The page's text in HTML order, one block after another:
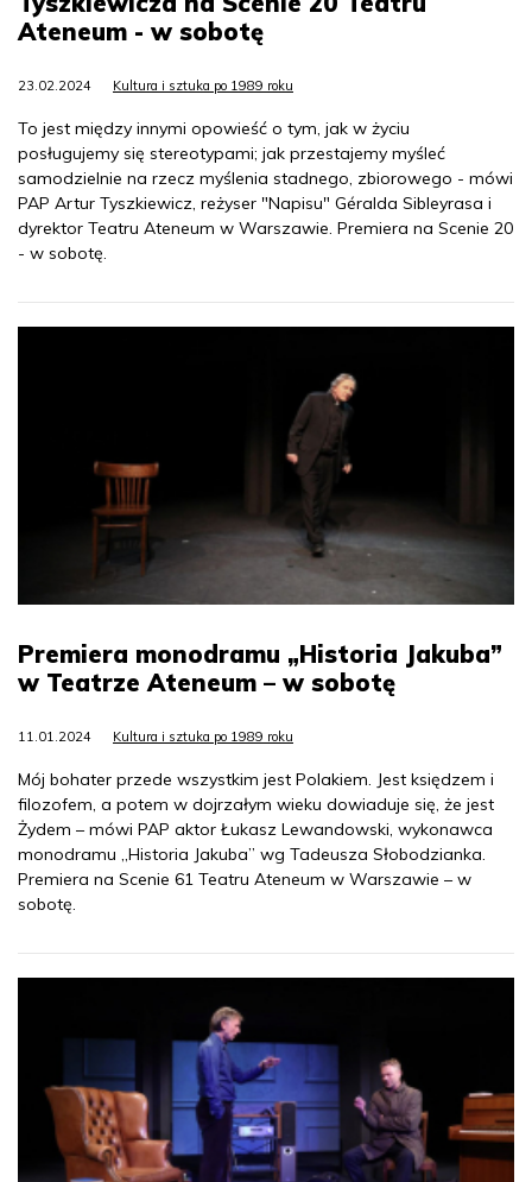
Ateneum - w sobotę
23.02.2024 Kultura i sztuka po 1989 roku
To jest między innymi opowieść o tym, jak w życiu
posługujemy się stereotypami; jak przestajemy myśleć
samodzielnie na rzecz myślenia stadnego, zbiorowego - mówi
PAP Artur Tyszkiewicz, reżyser "Napisu" Géralda Sibleyrasa i
dyrektor Teatru Ateneum w Warszawie. Premiera na Scenie 20
- w sobotę.
Premiera monodramu „Historia Jakuba”
w Teatrze Ateneum – w sobotę
11.01.2024 Kultura i sztuka po 1989 roku
Mój bohater przede wszystkim jest Polakiem. Jest księdzem i
filozofem, a potem w dojrzałym wieku dowiaduje się, że jest
Żydem – mówi PAP aktor Łukasz Lewandowski, wykonawca
monodramu „Historia Jakuba” wg Tadeusza Słobodzianka.
Premiera na Scenie 61 Teatru Ateneum w Warszawie – w
sobotę.